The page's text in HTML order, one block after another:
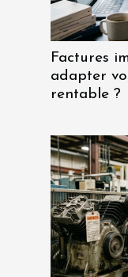
Factures
adapter
rentable ?